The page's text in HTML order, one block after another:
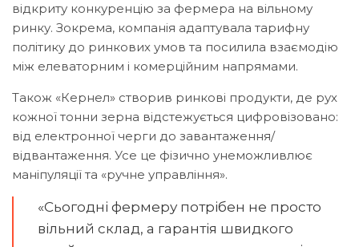
відкриту конкуренцію за фермера на вільному
ринку. Зокрема, компанія адаптувала тарифну
політику до ринкових умов та посилила взаємодію
між елеваторним і комерційним напрямами.
Також «Кернел» створив ринкові продукти, де рух
кожної тонни зерна відстежується цифровізовано:
від електронної черги до завантаження/
відвантаження. Усе це фізично унеможливлює
маніпуляції та «ручне управління».
«Сьогодні фермеру потрібен не просто
вільний склад, а гарантія швидкого